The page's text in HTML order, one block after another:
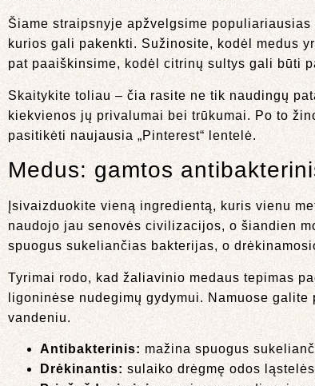
Šiame straipsnyje apžvelgsime
kurios gali pakenkti. Sužinosite, kodėl medus
pat paaiškinsime, kodėl citrinų sultys gali būti
Skaitykite toliau – čia rasite ne tik naudingų
kiekvienos jų privalumai bei trūkumai. Po to
pasitikėti naujausia „Pinterest“ lentelė.
Medus: gamtos
Įsivaizduokite vieną ingredientą, kuris vienu
naudojo jau senovės civilizacijos, o šiandien
spuogus sukeliančias bakterijas, o
Tyrimai rodo, kad žaliavinio medaus tepimas
ligoninėse nudegimų gydymui. Namuose
vandeniu.
Antibakterinis: mažina spuogus
Drėkinantis: sulaiko drėgmę odos